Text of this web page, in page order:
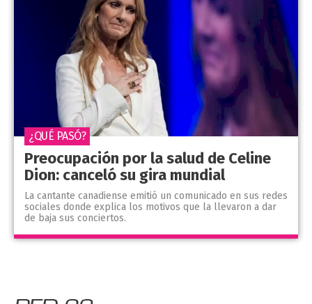
Preocupación por la salud de Celine
Dion: canceló su gira mundial
La cantante canadiense emitió un comunicado en sus redes
sociales donde explica los motivos que la llevaron a dar
de baja sus conciertos.
¿QUÉ PASÓ?